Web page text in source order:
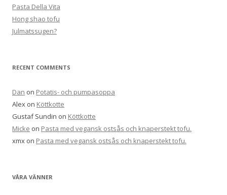
Pasta Della Vita
Hong shao tofu
Julmatssugen?
RECENT COMMENTS
Dan on Potatis- och pumpasoppa
Alex on Köttkotte
Gustaf Sundin on Köttkotte
Micke on Pasta med vegansk ostsås och knaperstekt tofu.
xmx on Pasta med vegansk ostsås och knaperstekt tofu.
VÅRA VÄNNER